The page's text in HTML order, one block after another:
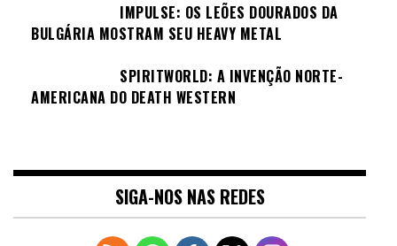
IMPULSE: OS LEÕES DOURADOS DA
BULGÁRIA MOSTRAM SEU HEAVY METAL
SPIRITWORLD: A INVENÇÃO NORTE-
AMERICANA DO DEATH WESTERN
SIGA-NOS NAS REDES